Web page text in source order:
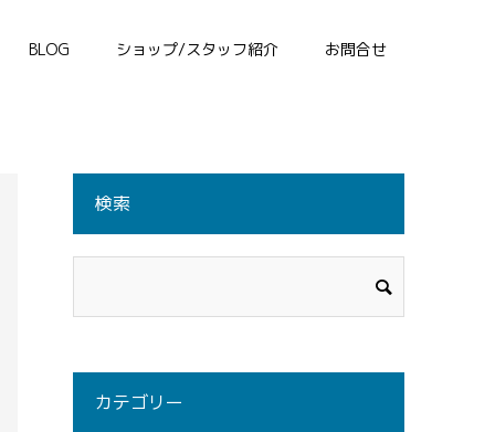
BLOG ショップ/スタッフ紹介 お問合せ
検索
カテゴリー